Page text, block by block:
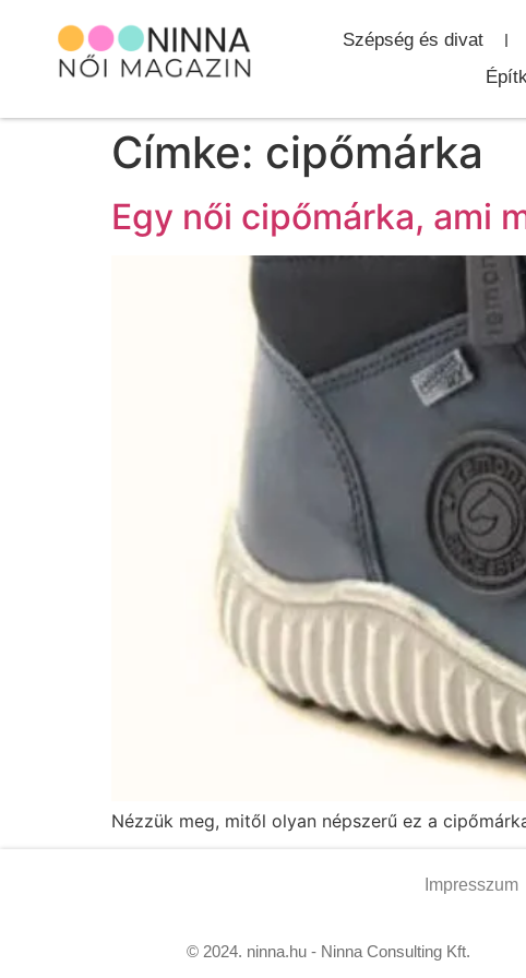
Szépség és divat
Címke: cipőmárka
Egy női cipőmárka, ami
Nézzük meg, mitől olyan népszerű ez a
Impresszum
© 2024. ninna.hu - Ninna Consulting Kft.